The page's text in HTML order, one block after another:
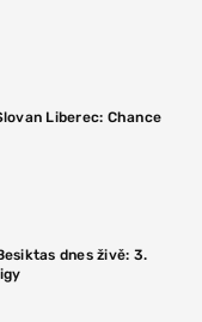
Liberec: Chance
dnes živě: 3.